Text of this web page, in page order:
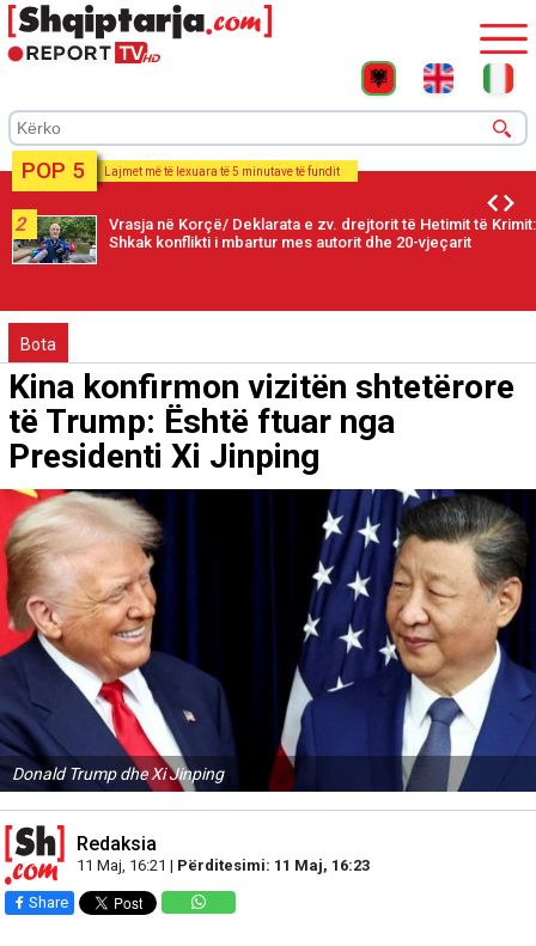
POP 5 Lajmet më të lexuara të 5 minutave të fundit
2
Vrasja në Korçë/ Deklarata e zv. drejtorit të Hetimit të Krimit:
Shkak konflikti i mbartur mes autorit dhe 20-vjeçarit
Bota
Kina konfirmon vizitën shtetërore
të Trump: Është ftuar nga
Presidenti Xi Jinping
Donald Trump dhe Xi Jinping
Redaksia
11 Maj, 16:21 | Përditesimi: 11 Maj, 16:23
Share